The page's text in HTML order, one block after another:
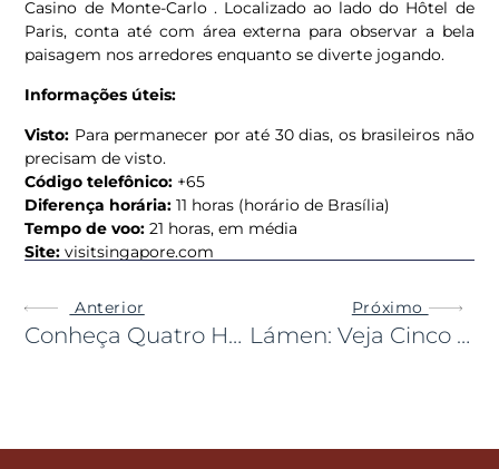
Casino de Monte-Carlo . Localizado ao lado do Hôtel de
Paris, conta até com área externa para observar a bela
paisagem nos arredores enquanto se diverte jogando.
Informações úteis:
Visto: Para permanecer por até 30 dias, os brasileiros não
precisam de visto.
Código telefônico: +65
Diferença horária: 11 horas (horário de Brasília)
Tempo de voo: 21 horas, em média
Site: visitsingapore.com
Anterior
Conheça Quatro Hotéis Icônicos Que Ficam Dentro De Prédios Históricos
Próximo
Lámen: Veja Cinco Restaurantes Especializados No Delicioso Prato Japonês